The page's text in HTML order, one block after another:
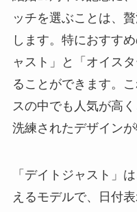
ッチを選ぶことは、
します。特におすす
ャスト」と「オイス
ることができます。
スの中でも人気が高
洗練されたデザインが
「デイトジャスト」
えるモデルで、日付